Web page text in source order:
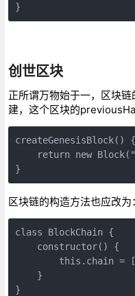
}
创世区块
正所谓万物始于一，区块
建，这个区块的
createGenesisBlock() {
return new
区块链的构造方法也应改为：
class BlockChain {
    constructor() {
this.chain =
    }
}